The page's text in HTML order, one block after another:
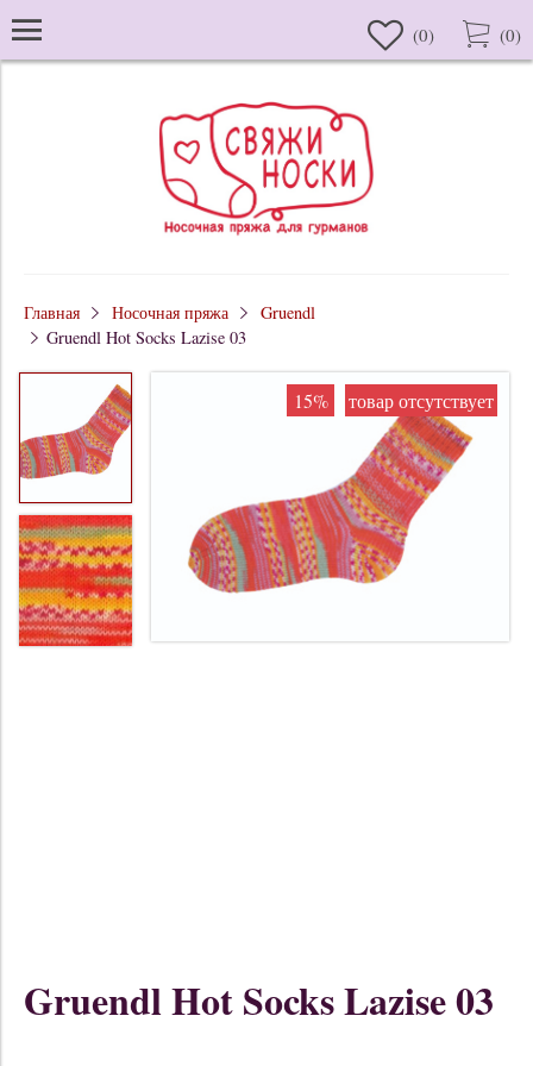
(0) (0)
Главная Носочная пряжа
Gruendl
Gruendl Hot Socks Lazise 03
15% товар отсутствует
Gruendl Hot Socks Lazise 03